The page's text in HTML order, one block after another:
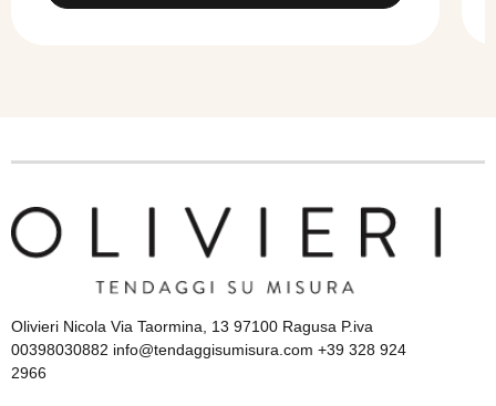
Olivieri Nicola Via Taormina, 13 97100 Ragusa P.iva
00398030882 info@tendaggisumisura.com +39 328 924
2966